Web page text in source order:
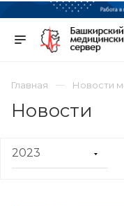
Главная Новости
Новости